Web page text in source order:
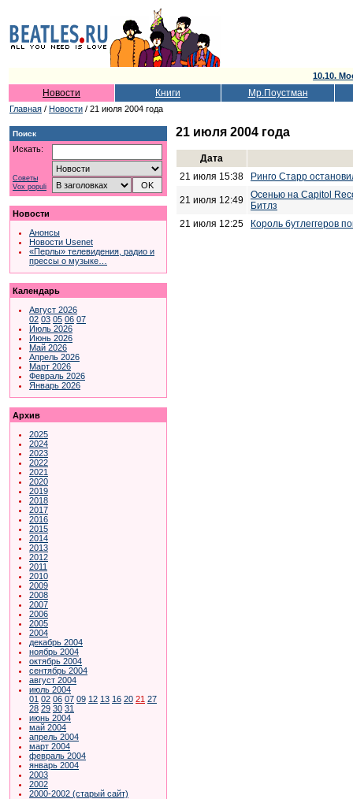
10.10.
Новости Книги Мр.Поустман
Главная / Новости / 21 июля 2004 года
Поиск
Искать:
Советы
Vox populi
Новости
Анонсы
Новости Usenet
«Перлы» телевидения, радио и
прессы о музыке…
Календарь
Август 2026
02 03 05 06 07
Июль 2026
Июнь 2026
Май 2026
Апрель 2026
Март 2026
Февраль 2026
Январь 2026
Архив
2025
2024
2023
2022
2021
2020
2019
2018
2017
2016
2015
2014
2013
2012
2011
2010
2009
2008
2007
2006
2005
2004
декабрь 2004
ноябрь 2004
октябрь 2004
сентябрь 2004
август 2004
июль 2004
01 02 06 07 09 12 13 16 20 21 27
28 29 30 31
июнь 2004
май 2004
апрель 2004
март 2004
февраль 2004
январь 2004
2003
2002
2000-2002 (старый сайт)
21 июля 2004 года
Дата
21 июля 15:38
Ринго Старр
21 июля 12:49
Осенью на Capitol
Битлз
21 июля 12:25
Король бутлеггеров